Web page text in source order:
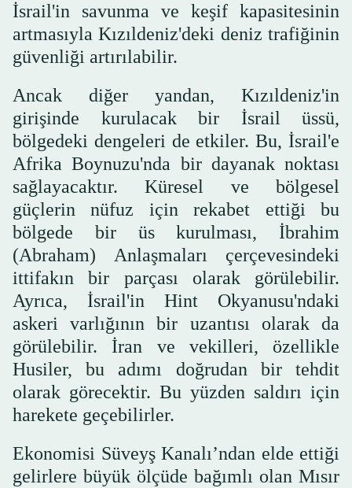
İsrail'in savunma ve keşif kapasitesinin
artmasıyla Kızıldeniz'deki deniz trafiğinin
güvenliği artırılabilir.
Ancak diğer yandan, Kızıldeniz'in
girişinde kurulacak bir İsrail üssü,
bölgedeki dengeleri de etkiler. Bu, İsrail'e
Afrika Boynuzu'nda bir dayanak noktası
sağlayacaktır. Küresel ve bölgesel
güçlerin nüfuz için rekabet ettiği bu
bölgede bir üs kurulması, İbrahim
(Abraham) Anlaşmaları çerçevesindeki
ittifakın bir parçası olarak görülebilir.
Ayrıca, İsrail'in Hint Okyanusu'ndaki
askeri varlığının bir uzantısı olarak da
görülebilir. İran ve vekilleri, özellikle
Husiler, bu adımı doğrudan bir tehdit
olarak görecektir. Bu yüzden saldırı için
harekete geçebilirler.
Ekonomisi Süveyş Kanalı’ndan elde ettiği
gelirlere büyük ölçüde bağımlı olan Mısır